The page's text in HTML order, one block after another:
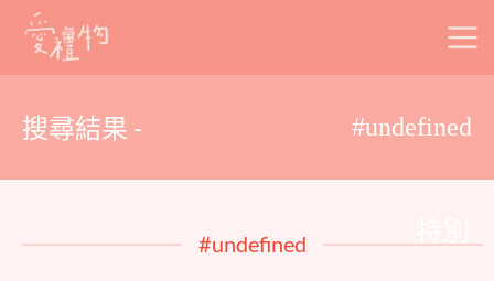
Skip
搜尋結果 - #undefined
#undefined